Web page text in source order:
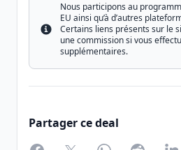
Info
Nous participons au
EU ainsi qu’à d’autres
Certains liens présents sur le
une commission si vous
supplémentaires.
Partager ce deal